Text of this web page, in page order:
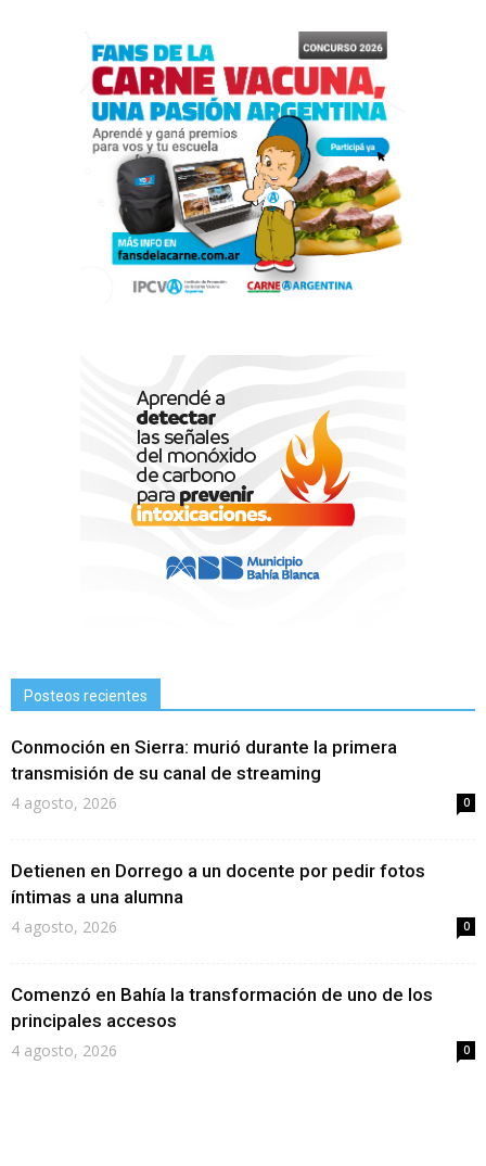
Posteos recientes
Conmoción en Sierra: murió durante la primera
transmisión de su canal de streaming
4 agosto, 2026 0
Detienen en Dorrego a un docente por pedir fotos
íntimas a una alumna
4 agosto, 2026 0
Comenzó en Bahía la transformación de uno de los
principales accesos
4 agosto, 2026 0